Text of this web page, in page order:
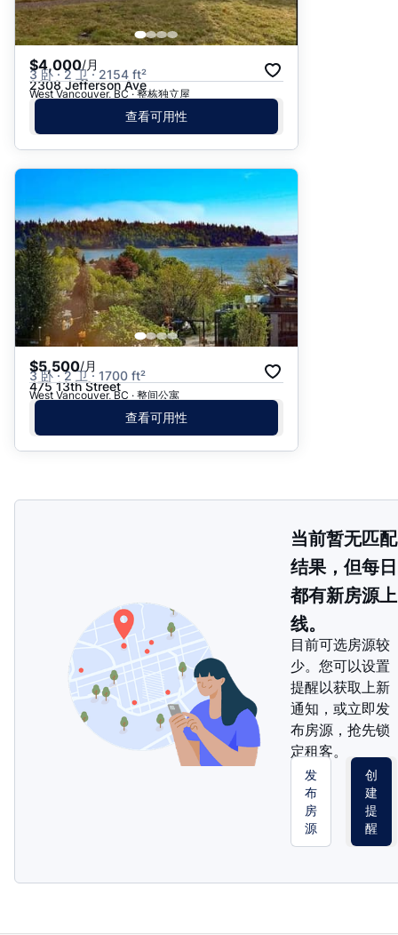
$4,000/月
3 卧 · 2 卫 · 2154 ft²
2308 Jefferson Ave
West Vancouver, BC · 整栋独立屋
查看可用性
$5,500/月
3 卧 · 2 卫 · 1700 ft²
475 13th Street
West Vancouver, BC · 整间公寓
查看可用性
当前暂无匹配
结果，但每日
都有新房源上
线。
目前可选房源较
少。您可以设置
提醒以获取上新
通知，或立即发
布房源，抢先锁
定租客。
发
布
房
源
创
建
提
醒